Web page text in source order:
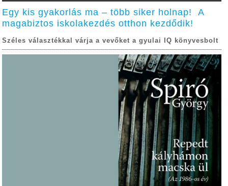
Egy kis gyakorlás ma – több siker holnap! A
magabiztos iskolakezdés otthon kezdődik!
Széles választékkal várja a vevőket a gyulai IQ könyvesbolt